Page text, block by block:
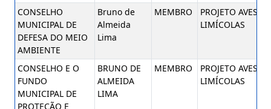
CONSELHO
MUNICIPAL DE
DEFESA DO MEIO
AMBIENTE
Bruno de
Almeida
Lima
MEMBRO
PROJETO AVES
LIMÍCOLAS
CONSELHO E O
FUNDO
MUNICIPAL DE
PROTEÇÃO E
BRUNO DE
ALMEIDA
LIMA
MEMBRO
PROJETO AVES
LIMÍCOLAS